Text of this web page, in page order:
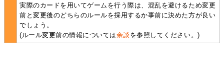
実際のカードを用いてゲームを行う際は、混乱を避けるため変更
前と変更後のどちらのルールを採用するか事前に決めた方が良い
でしょう。
(ルール変更前の情報については余談 を参照してください。)